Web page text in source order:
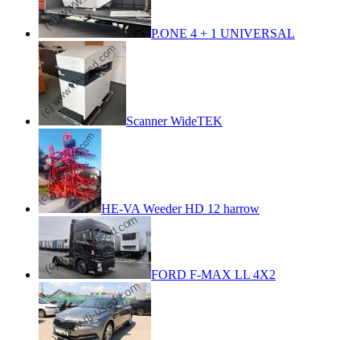
P.ONE 4 + 1 UNIVERSAL
Scanner WideTEK
HE-VA Weeder HD 12 harrow
FORD F-MAX LL 4X2